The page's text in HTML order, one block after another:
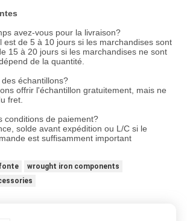
avez-vous pour la livraison?
est de 5 à 10 jours si les marchandises sont
15 à 20 jours si les marchandises ne sont
de la quantité.
échantillons?
offrir l'échantillon gratuitement, mais ne
fret.
conditions de paiement?
solde avant expédition ou L/C si le
est suffisamment important
wrought iron components